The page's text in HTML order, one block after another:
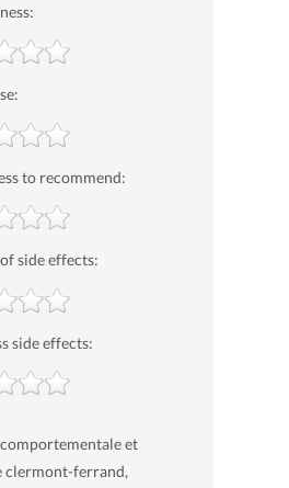
to recommend:
side effects:
side effects:
et
clermont-ferrand,